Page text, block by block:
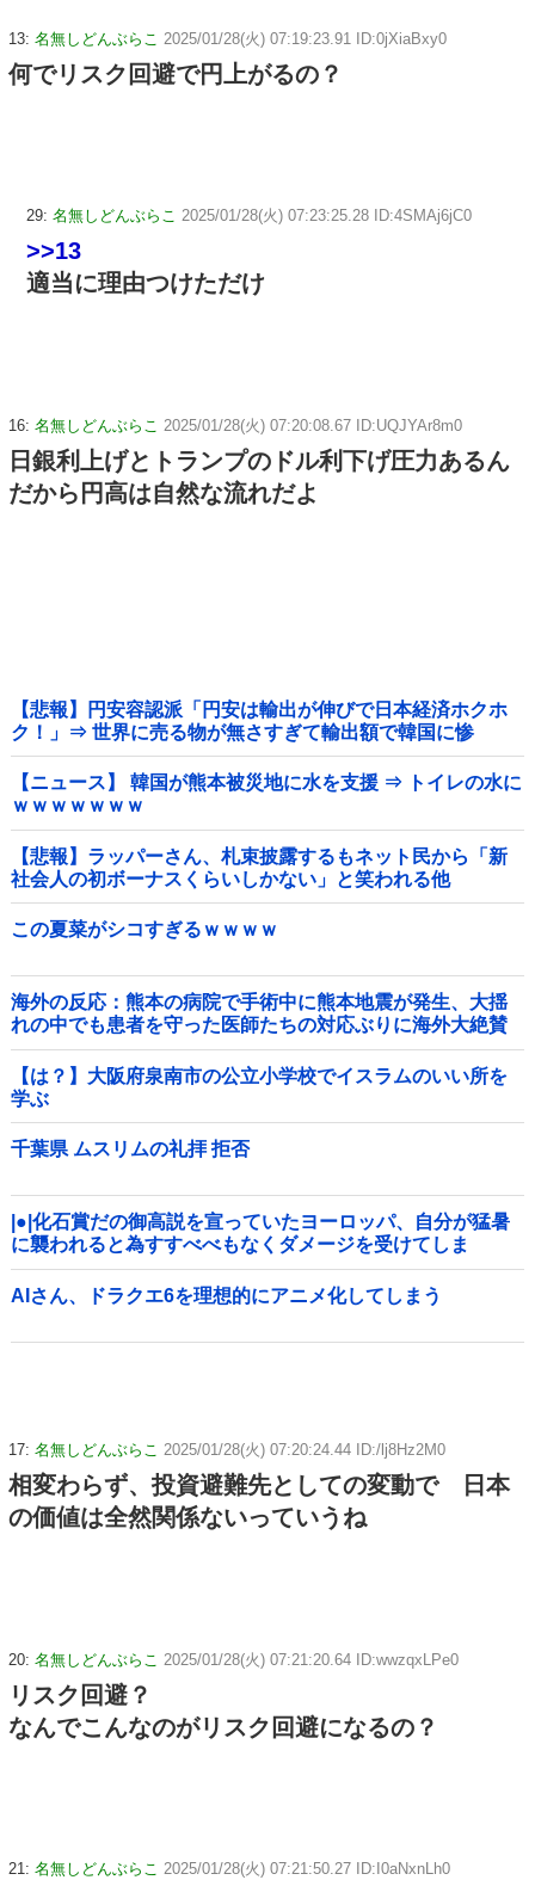
13: 名無しどんぶらこ 2025/01/28(火) 07:19:23.91 ID:0jXiaBxy0
何でリスク回避で円上がるの？
29: 名無しどんぶらこ 2025/01/28(火) 07:23:25.28 ID:4SMAj6jC0
>>13
適当に理由つけただけ
16: 名無しどんぶらこ 2025/01/28(火) 07:20:08.67 ID:UQJYAr8m0
日銀利上げとトランプのドル利下げ圧力あるん
だから円高は自然な流れだよ
【悲報】円安容認派「円安は輸出が伸びで日本経済ホクホ
ク！」⇒ 世界に売る物が無さすぎて輸出額で韓国に惨
敗・・・
【ニュース】 韓国が熊本被災地に水を支援 ⇒ トイレの水に
ｗｗｗｗｗｗｗ
【悲報】ラッパーさん、札束披露するもネット民から「新
社会人の初ボーナスくらいしかない」と笑われる他
この夏菜がシコすぎるｗｗｗｗ
海外の反応：熊本の病院で手術中に熊本地震が発生、大揺
れの中でも患者を守った医師たちの対応ぶりに海外大絶賛
【は？】大阪府泉南市の公立小学校でイスラムのいい所を
学ぶ
千葉県 ムスリムの礼拝 拒否
|●|化石賞だの御高説を宣っていたヨーロッパ、自分が猛暑
に襲われると為すすべべもなくダメージを受けてしま
い……
AIさん、ドラクエ6を理想的にアニメ化してしまう
17: 名無しどんぶらこ 2025/01/28(火) 07:20:24.44 ID:/lj8Hz2M0
相変わらず、投資避難先としての変動で 日本
の価値は全然関係ないっていうね
20: 名無しどんぶらこ 2025/01/28(火) 07:21:20.64 ID:wwzqxLPe0
リスク回避？
なんでこんなのがリスク回避になるの？
21: 名無しどんぶらこ 2025/01/28(火) 07:21:50.27 ID:I0aNxnLh0